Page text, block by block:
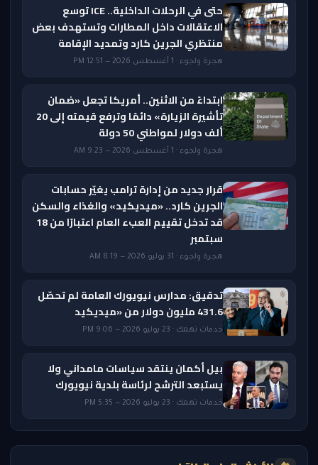
حتى في الرحلات الداخلية.. ICE توسع
الاعتقالات داخل المطارات وتستهدف بعض
منتظري الجرين كارد وتمديد الإقامة
هجرة ولجوء · 1 أغسطس 2026 — 12:51 PM
ابتداءً من الاثنين.. أمريكا تجعل «ضمان
تأشيرة الزيارة» دائمًا وترفع قيمته إلى 20
ألف دولار لمواطني 50 دولة
هجرة ولجوء · 1 أغسطس 2026 — 9:23 AM
قرار جديد من إدارة ترامب يغيّر حسابات
الجرين كارد.. «ميديكيد» والغذاء والسكن
قد تدخل تقييم العبء العام اعتبارًا من 18
سبتمبر
هجرة ولجوء · 31 يوليو 2026 — 8:19 AM
تدقيق: مدارس نيويورك العامة لم تحصّل
431.6 مليون دولار من «ميديكيد
خدمات تهمك · 23 يوليو 2026 — 9:06 PM
بيل أكمان ينتقد سياسات مامداني ولا
يستبعد الترشح لرئاسة بلدية نيويورك
خدمات تهمك · 23 يوليو 2026 — 5:35 PM